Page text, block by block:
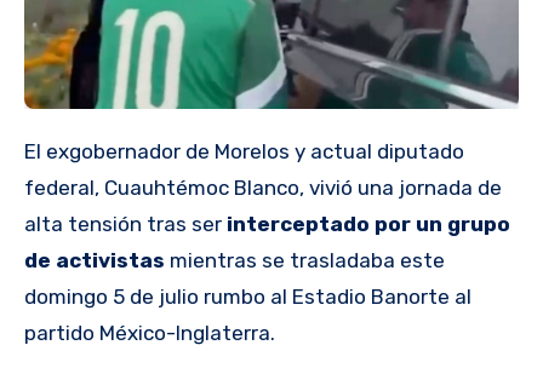
El exgobernador de Morelos y actual diputado
federal, Cuauhtémoc Blanco, vivió una jornada de
alta tensión tras ser interceptado por un grupo
de activistas mientras se trasladaba este
domingo 5 de julio rumbo al Estadio Banorte al
partido México-Inglaterra.